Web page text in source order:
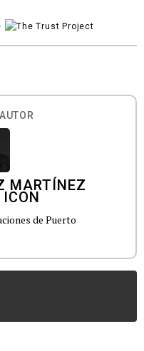
MARTÍNEZ
de Puerto